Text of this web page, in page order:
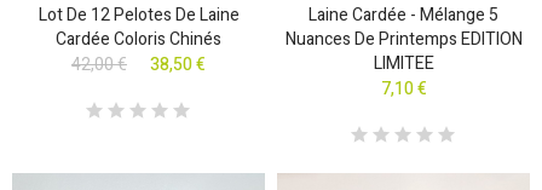
Lot De 12 Pelotes De Laine
Cardée Coloris Chinés
42,00 €
38,50 €
Laine Cardée - Mélange 5
Nuances De Printemps EDITION
LIMITEE
7,10 €